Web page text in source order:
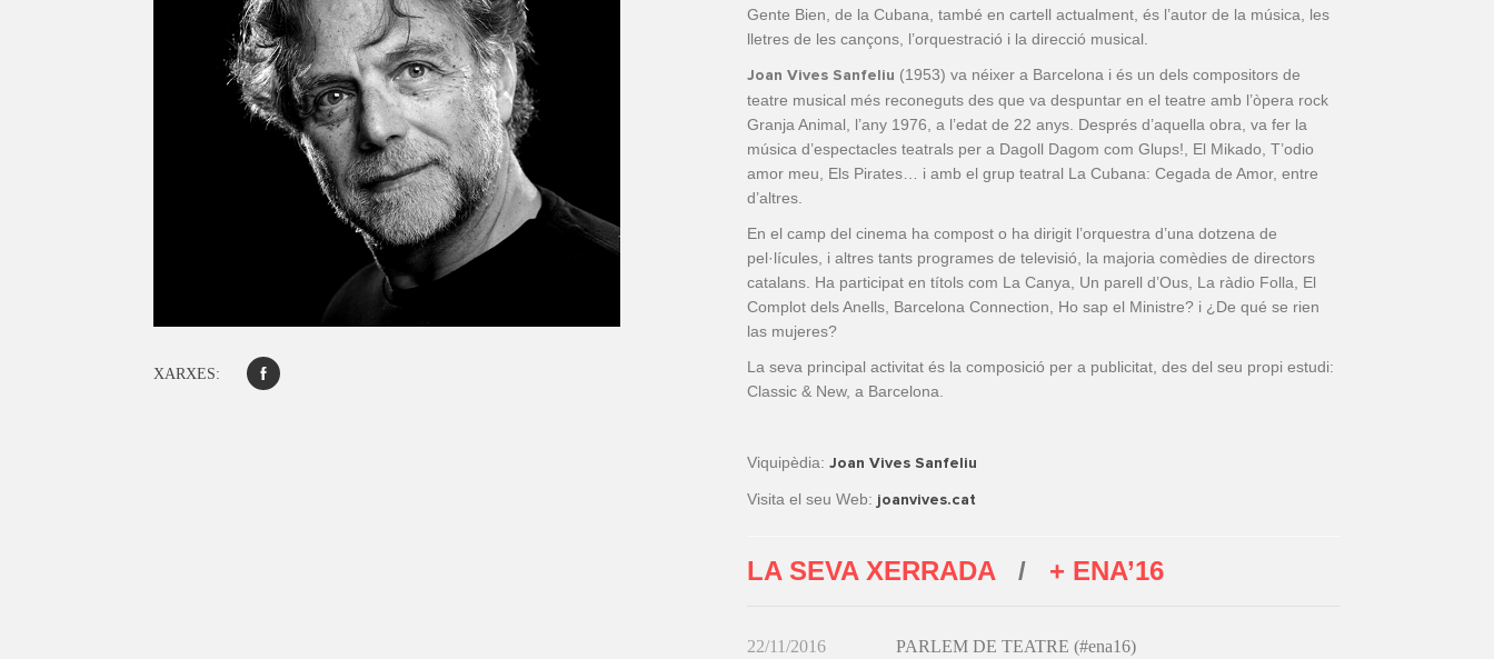
XARXES:
Gente Bien, de la Cubana, també en cartell actualment, és l’autor de la música, les
lletres de les cançons, l’orquestració i la direcció musical.
Joan Vives Sanfeliu (1953) va néixer a Barcelona i és un dels compositors de
teatre musical més reconeguts des que va despuntar en el teatre amb l’òpera rock
Granja Animal, l’any 1976, a l’edat de 22 anys. Després d’aquella obra, va fer la
música d’espectacles teatrals per a Dagoll Dagom com Glups!, El Mikado, T’odio
amor meu, Els Pirates… i amb el grup teatral La Cubana: Cegada de Amor, entre
d’altres.
En el camp del cinema ha compost o ha dirigit l’orquestra d’una dotzena de
pel·lícules, i altres tants programes de televisió, la majoria comèdies de directors
catalans. Ha participat en títols com La Canya, Un parell d’Ous, La ràdio Folla, El
Complot dels Anells, Barcelona Connection, Ho sap el Ministre? i ¿De qué se rien
las mujeres?
La seva principal activitat és la composició per a publicitat, des del seu propi estudi:
Classic & New, a Barcelona.
Viquipèdia: Joan Vives Sanfeliu
Visita el seu Web: joanvives.cat
LA SEVA XERRADA/ + ENA’16
22/11/2016 PARLEM DE TEATRE (#ena16)